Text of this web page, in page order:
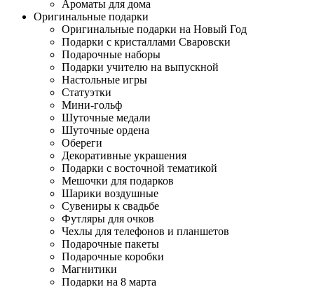
Ароматы для дома
Оригинальные подарки
Оригинальные подарки на Новый Год
Подарки с кристаллами Сваровски
Подарочные наборы
Подарки учителю на выпускной
Настольные игры
Статуэтки
Мини-гольф
Шуточные медали
Шуточные ордена
Обереги
Декоративные украшения
Подарки с восточной тематикой
Мешочки для подарков
Шарики воздушные
Сувениры к свадьбе
Футляры для очков
Чехлы для телефонов и планшетов
Подарочные пакеты
Подарочные коробки
Магнитики
Подарки на 8 марта